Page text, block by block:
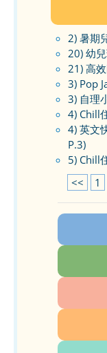
2) 暑期
20) 幼
21) 高
3) Pop
3) 自理
4) Chill
4) 英文
P.3)
5) Chill
<<
1